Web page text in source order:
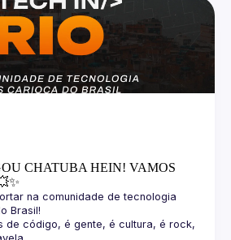
CHATUBA HEIN! VAMOS
na comunidade de tecnologia
de código, é gente, é cultura, é rock,